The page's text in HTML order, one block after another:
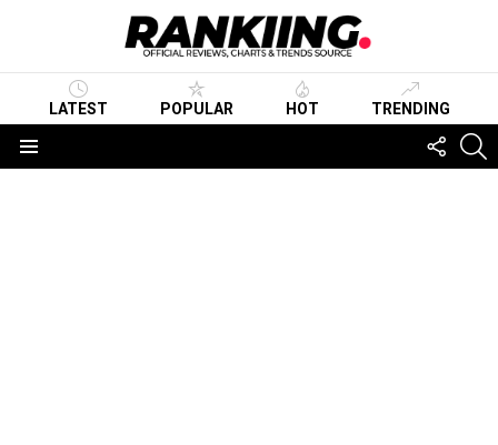
LATEST POPULAR HOT TRENDING
US